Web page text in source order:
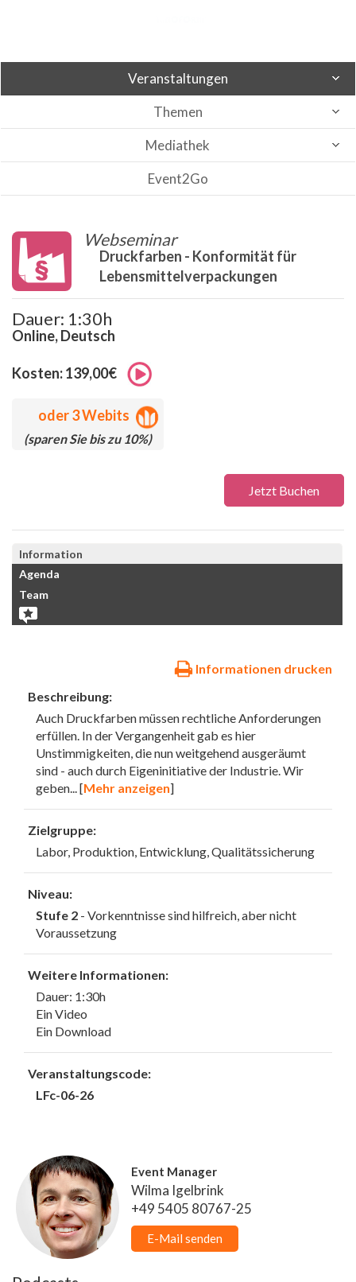
Veranstaltungen
Themen
Mediathek
Event2Go
Webseminar
Druckfarben - Konformität für
Lebensmittelverpackungen
Dauer: 1:30h
Online, Deutsch
Kosten: 139,00€
oder3 Webits
(sparen Sie bis zu 10%)
Jetzt Buchen
Information
Agenda
Team
Informationen drucken
Beschreibung:
Auch Druckfarben müssen rechtliche Anforderungen
erfüllen. In der Vergangenheit gab es hier
Unstimmigkeiten, die nun weitgehend ausgeräumt
sind - auch durch Eigeninitiative der Industrie. Wir
geben ... [Mehr anzeigen]
Zielgruppe:
Labor, Produktion, Entwicklung, Qualitätssicherung
Niveau:
Stufe 2 - Vorkenntnisse sind hilfreich, aber nicht
Voraussetzung
Weitere Informationen:
Dauer: 1:30h
Ein Video
Ein Download
Veranstaltungscode:
LFc-06-26
Event Manager
Wilma Igelbrink
+49 5405 80767-25
E-Mail senden